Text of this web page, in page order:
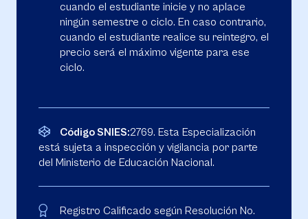
cuando el estudiante inicie y no aplace
ningún semestre o ciclo. En caso contrario,
cuando el estudiante realice su reintegro, el
precio será el máximo vigente para ese
ciclo.
Código SNIES:2769. Esta Especialización
está sujeta a inspección y vigilancia por parte
del Ministerio de Educación Nacional.
Registro Calificado según Resolución No.